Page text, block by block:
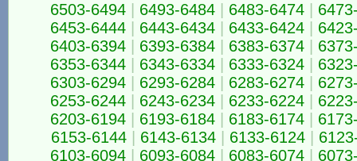
6503-6494
6493-6484 6483-6474
6453-6444
6443-6434 6433-6424
6403-6394
6393-6384 6383-6374
6353-6344
6343-6334 6333-6324
6303-6294
6293-6284 6283-6274
6253-6244
6243-6234 6233-6224
6203-6194
6193-6184 6183-6174
6153-6144
6143-6134 6133-6124
6103-6094
6093-6084 6083-6074